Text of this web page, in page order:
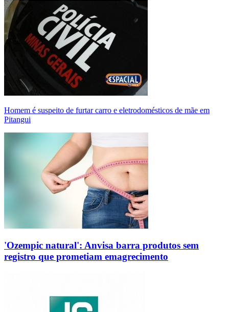
Homem é suspeito de furtar carro e eletrodomésticos de mãe em
Pitangui
'Ozempic natural': Anvisa barra produtos sem
registro que prometiam emagrecimento